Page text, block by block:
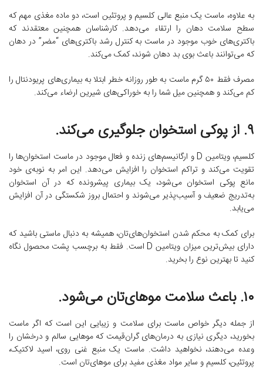
به علاوه، ماست یک منبع عالی کلسیم و پروتئین است، دو ماده مغذی مهم که
سطح سلامت دهان را ارتقاء می‌دهد. کارشناسان همچنین معتقدند که
باکتری‌های خوب موجود در ماست به کنترل رشد باکتری‌های “مضر” در دهان
که می‌توانند باعث بوی بد دهان شوند، کمک می‌کند.
مصرف فقط ۵۰ گرم ماست به طور روزانه خطر ابتلا به بیماری‌های پریودنتال را
کم می‌کند و همچنین میل شما را به خوراکی‌های شیرین ارضاء می‌کند.
۹. از پوکی استخوان جلوگیری می‌کند.
کلسیم، ویتامین D و ارگانیسم‌های زنده و فعال موجود در ماست استخوان‌ها را
تقویت می‌کند و تراکم استخوان را افزایش می‌دهد. این امر به نوبه‌ی خود
مانع پوکی استخوان می‌شود، یک بیماری پیشرونده که در آن استخوان
به‌تدریج ضعیف و آسیب‌پذیر می‌شوند و احتمال بروز شکستگی در آن‌ افزایش
می‌یابد.
برای کمک به محکم شدن استخوان‌های‌تان، همیشه به دنبال ماستی باشید که
دارای بیش‌ترین میزان ویتامین D است. فقط به برچسب پشت محصول نگاه
کنید تا بهترین نوع را بخرید.
۱۰. باعث سلامت موهای‌تان می‌شود.
از جمله دیگر خواص ماست برای سلامت و زیبایی این است که اگر ماست
بخورید، دیگری نیازی به درمان‌های گران‌قیمت که موهایی سالم و درخشان را
وعده می‌دهند، نخواهید داشت. ماست یک منبع غنی روی، اسید لاکتیک،
پروتئین، کلسیم و سایر مواد مغذی مفید برای موهای‌تان است.